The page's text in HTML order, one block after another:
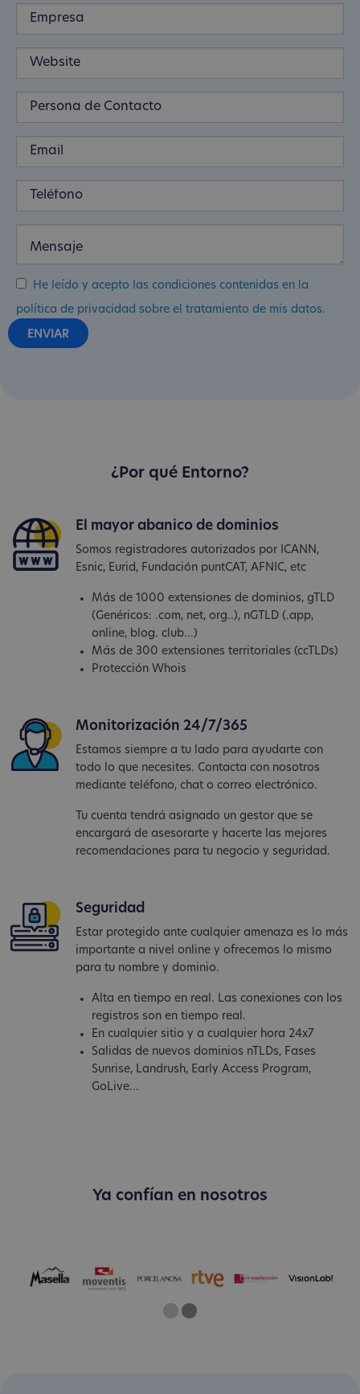
He leído y acepto las condiciones contenidas en la
política de privacidad sobre el tratamiento de mis datos.
¿Por qué Entorno?
El mayor abanico de dominios
Somos registradores autorizados por ICANN,
Esnic, Eurid, Fundación puntCAT, AFNIC, etc
Más de 1000 extensiones de dominios, gTLD
(Genéricos: .com, net, org..), nGTLD (.app,
online, blog. club...)
Más de 300 extensiones territoriales (ccTLDs)
Protección Whois
Monitorización 24/7/365
Estamos siempre a tu lado para ayudarte con
todo lo que necesites. Contacta con nosotros
mediante teléfono, chat o correo electrónico.
Tu cuenta tendrá asignado un gestor que se
encargará de asesorarte y hacerte las mejores
recomendaciones para tu negocio y seguridad.
Seguridad
Estar protegido ante cualquier amenaza es lo más
importante a nivel online y ofrecemos lo mismo
para tu nombre y dominio.
Alta en tiempo en real. Las conexiones con los
registros son en tiempo real.
En cualquier sitio y a cualquier hora 24x7
Salidas de nuevos dominios nTLDs, Fases
Sunrise, Landrush, Early Access Program,
GoLive...
Ya confían en nosotros
One
Current Slide
Two